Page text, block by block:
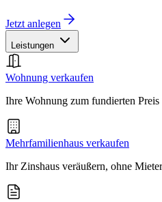
Jetzt anlegen
Leistungen
Wohnung verkaufen
Ihre Wohnung zum fundierten
Mehrfamilienhaus verkaufen
Ihr Zinshaus veräußern, ohne